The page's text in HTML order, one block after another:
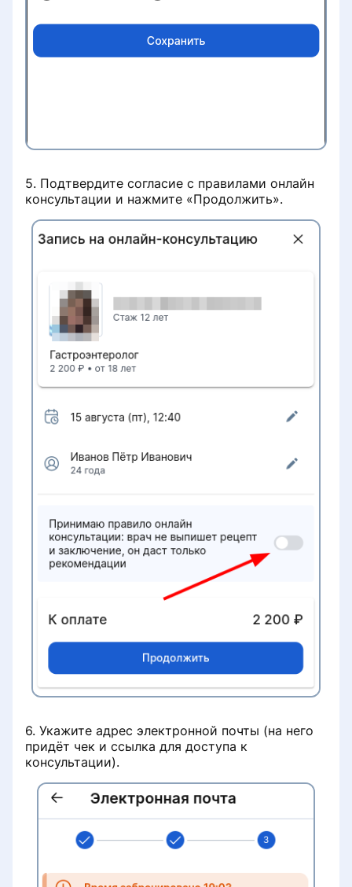
5. Подтвердите согласие с правилами онлайн
консультации и нажмите «Продолжить».
6. Укажите адрес электронной почты (на него
придёт чек и ссылка для доступа к
консультации).